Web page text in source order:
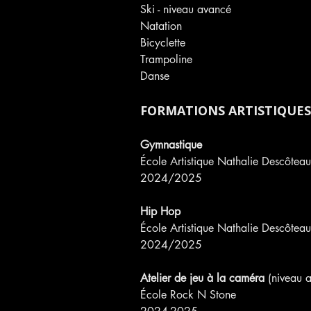
Ski - niveau avancé
Natation
Bicyclette
Trampoline
Danse
FORMATIONS ARTISTIQUES
Gymnastique
École Artistique Nathalie
2024/2025
Hip Hop
École Artistique Nathalie
2024/2025
Atelier de jeu à la caméra (niveau
École Rock N Stone